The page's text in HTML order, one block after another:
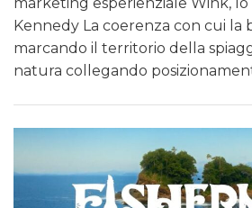
Kennedy La coerenza con cui la
marcando il territorio della
natura collegando